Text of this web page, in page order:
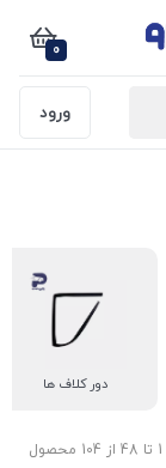
0
ورود
دور کلاف ها